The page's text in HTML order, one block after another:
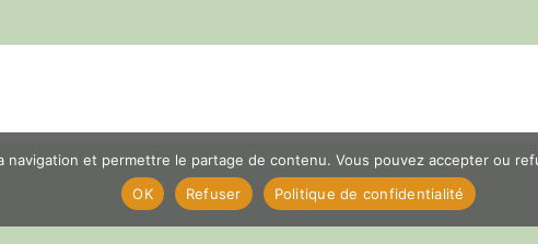
navigation et permettre le partage de contenu. Vous pouvez accepter ou
OK
Refuser Politique de confidentialité